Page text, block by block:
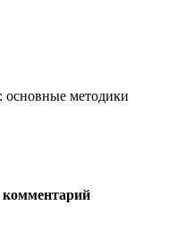
основные методики
комментарий